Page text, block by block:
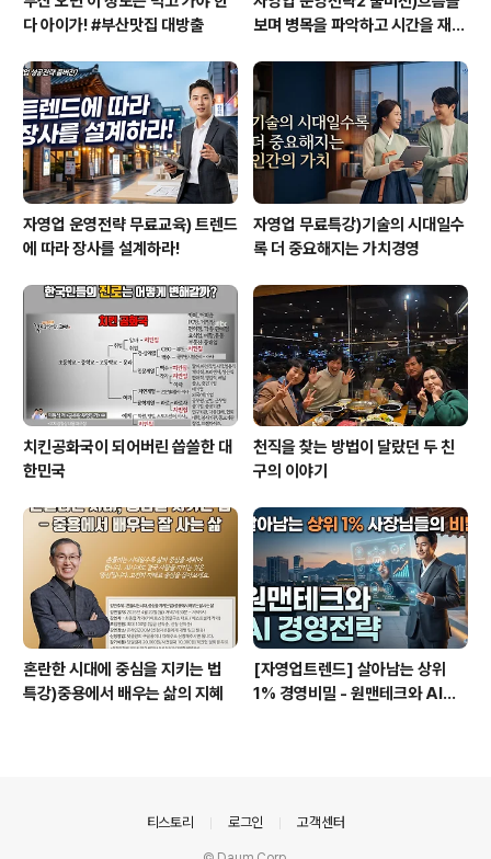
다 아이가! #부산맛집 대방출
보며 병목을 파악하고 시간을 재설
자영업 운영전략 무료교육) 트렌드
에 따라 장사를 설계하라!
자영업 무료특강)기술의 시대일수
록 더 중요해지는 가치경영
치킨공화국이 되어버린 씁쓸한 대
한민국
천직을 찾는 방법이 달랐던 두 친
구의 이야기
혼란한 시대에 중심을 지키는 법
특강)중용에서 배우는 삶의 지혜
[자영업트렌드] 살아남는 상위
1% 경영비밀 - 원맨테크와 AI경
티스토리 로그인 고객센터